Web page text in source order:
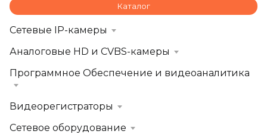
Каталог
Сетевые IP-камеры
Аналоговые HD и CVBS-камеры
Программное Обеспечение и видеоаналитика
Видеорегистраторы
Сетевое оборудование